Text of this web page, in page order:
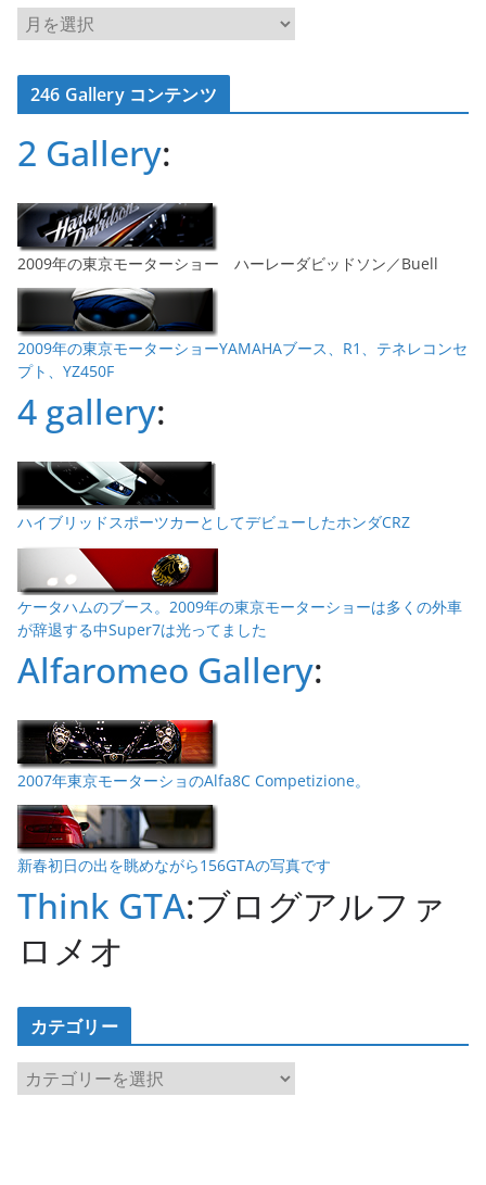
ア
ー
カ
イ246 Gallery コンテンツ
2 Gallery:
2009年の東京モーターショー ハーレーダビッドソン／Buell
2009年の東京モーターショーYAMAHAブース、R1、テネレコンセ
プト、YZ450F
4 gallery:
ハイブリッドスポーツカーとしてデビューしたホンダCRZ
ケータハムのブース。2009年の東京モーターショーは多くの外車
が辞退する中Super7は光ってました
Alfaromeo Gallery:
2007年東京モーターショのAlfa8C Competizione。
新春初日の出を眺めながら156GTAの写真です
Think GTA:ブログアルファ
ロメオ
カテゴリー
カ
テ